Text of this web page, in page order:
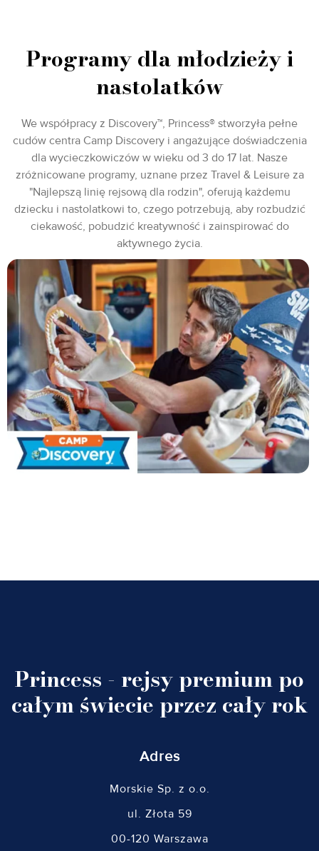
Programy dla młodzieży i
nastolatków
We współpracy z Discovery™, Princess® stworzyła pełne
cudów centra Camp Discovery i angażujące doświadczenia
dla wycieczkowiczów w wieku od 3 do 17 lat. Nasze
zróżnicowane programy, uznane przez Travel & Leisure za
"Najlepszą linię rejsową dla rodzin", oferują każdemu
dziecku i nastolatkowi to, czego potrzebują, aby rozbudzić
ciekawość, pobudzić kreatywność i zainspirować do
aktywnego życia.
Princess - rejsy premium po
całym świecie przez cały rok
Adres
Morskie Sp. z o.o.
ul. Złota 59
00-120 Warszawa